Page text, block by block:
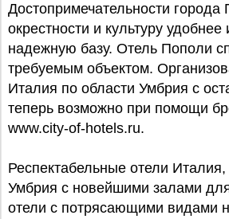
Достопримечательности города
окрестности и культуру удобнее
надежную базу. Отель Пополи
требуемым объектом.
Италия по области Умбрия с
теперь возможно при помощи
www.city-of-hotels.ru.
Респектабельные отели
Умбрия с новейшими залами
отели с потрясающими видами